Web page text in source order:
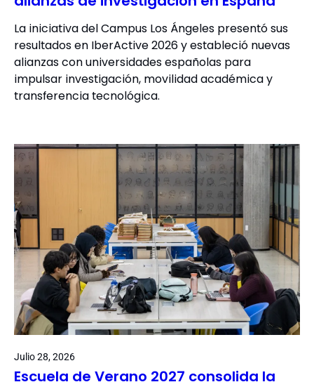
La iniciativa del Campus Los Ángeles presentó sus
resultados en IberActive 2026 y estableció nuevas
alianzas con universidades españolas para
impulsar investigación, movilidad académica y
transferencia tecnológica.
Julio 28, 2026
Escuela de Verano 2027 consolida la